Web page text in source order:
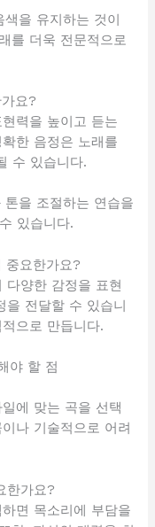
을 유지하는 것이
를 더욱 전문적으로
요?
력을 높이고 듣는
한 음정은 노래를
수 있습니다.
을 조절하는 연습을
있습니다.
요한가요?
양한 감정을 표현
을 전달할 수 있습니
으로 만듭니다.
야 할 점
에 맞는 곡을 선택
나 기술적으로 어려
한가요?
면 목소리에 부담을